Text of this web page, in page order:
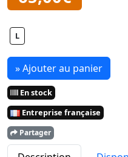
L
» Ajouter au panier
En stock
Entreprise française
Partager